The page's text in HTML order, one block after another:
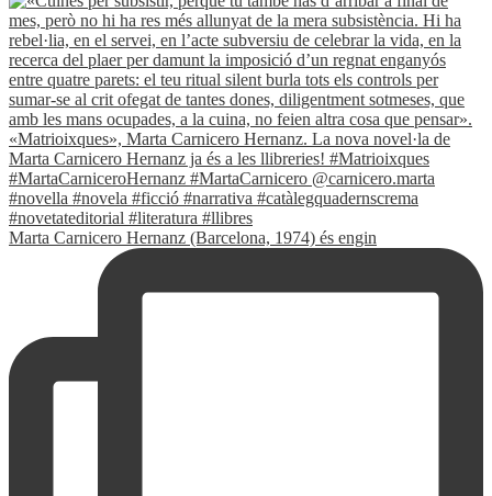
Marta Carnicero Hernanz (Barcelona, 1974) és engin